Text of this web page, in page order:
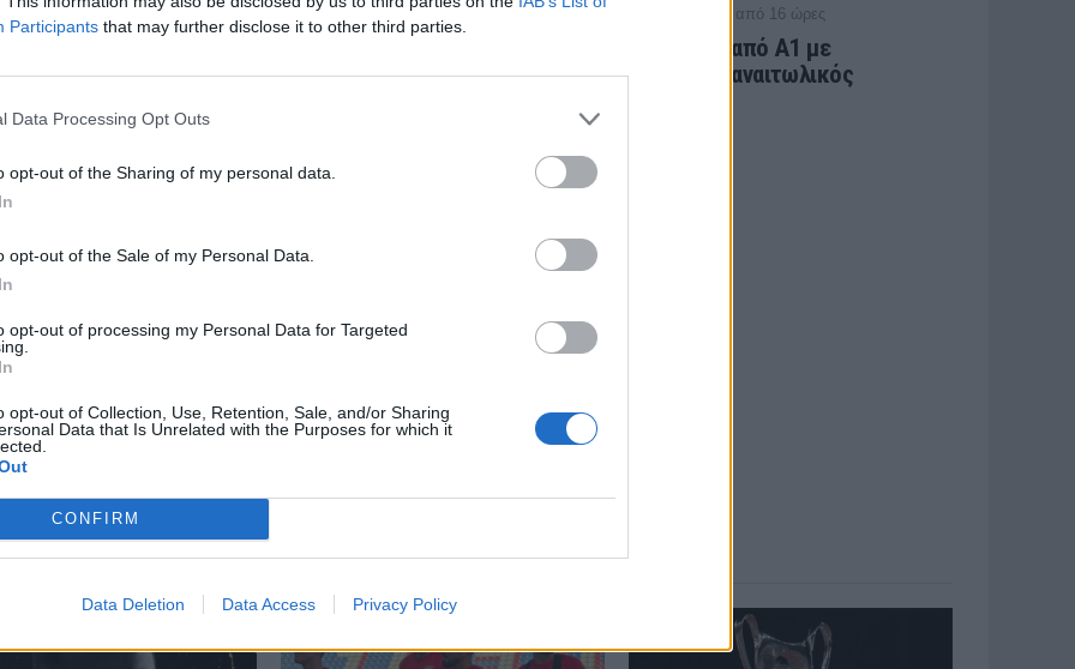
Participants that may further disclose it to other third parties.
Data Processing Opt Outs
opt-out of the Sharing of my personal data.
opt-out of the Sale of my Personal Data.
opt-out of processing my Personal Data for Targeted
opt-out of Collection, Use, Retention, Sale, and/or Sharing
Data that Is Unrelated with the Purposes for which it
CONFIRM
Data Deletion Data Access Privacy Policy
μας στο Google
άρθρα μας στα αποτελέσματα αναζήτησης
on Google
με βάση και τα όσα
τυχόν μεμονωμένοι φίλαθλοι της
στη θύρα 2 (τμήμα 9) του γηπέδου
αριθμό, θέσεων», όπως χαρακτηριστικά
/ πριν από 16 ώρες
Πόλο: «Άρωμα» από Α1 με
Τουρκομένη ο Παναιτωλικός